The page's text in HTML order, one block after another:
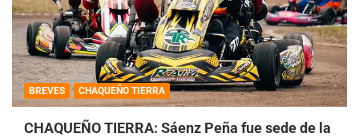
BREVES CHAQUEÑO TIERRA
CHAQUEÑO TIERRA: Sáenz Peña fue sede de la